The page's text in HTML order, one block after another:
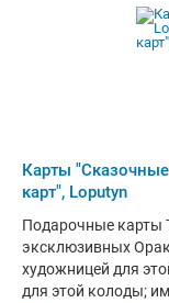
Карты
карт", Loputyn
Подарочные карты
эксклюзивных
художницей для
для этой колоды;